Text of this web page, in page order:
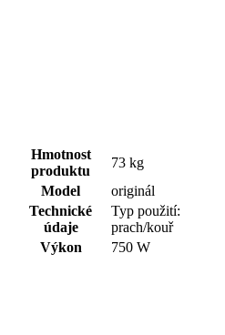
Hmotnost
produktu
73 kg
Model
originál
Technické
údaje
Typ použití:
prach/kouř
Výkon 750 W